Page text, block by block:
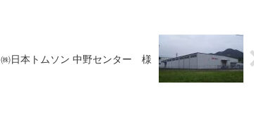
㈱日本トムソン 中野センター 様